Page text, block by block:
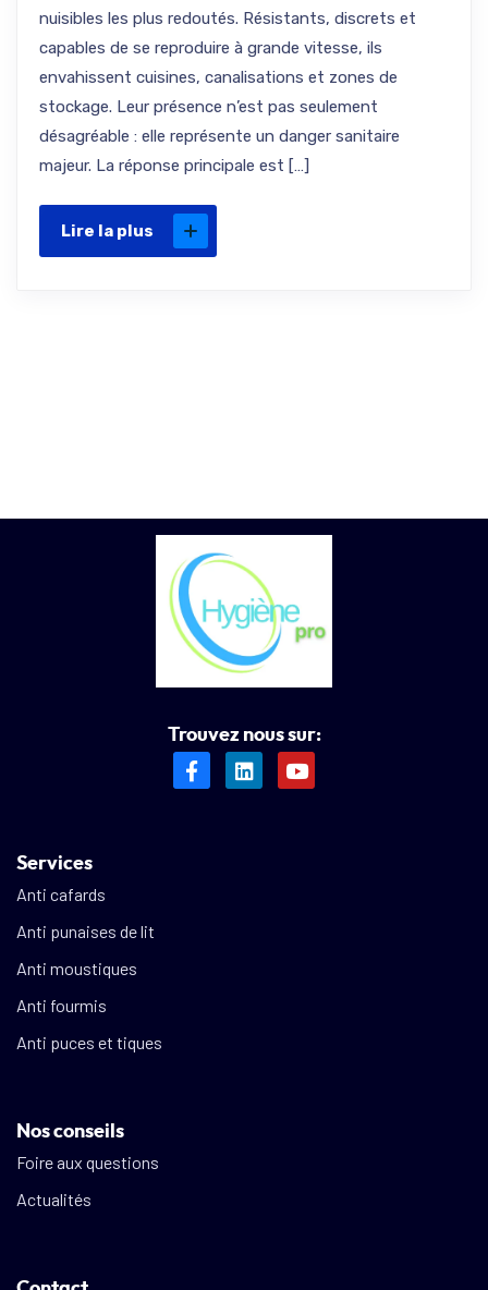
nuisibles les plus redoutés. Résistants, discrets et
capables de se reproduire à grande vitesse, ils
envahissent cuisines, canalisations et zones de
stockage. Leur présence n’est pas seulement
désagréable : elle représente un danger sanitaire
majeur. La réponse principale est […]
Lire la plus
Trouvez nous sur:
Services
Anti cafards
Anti punaises de lit
Anti moustiques
Anti fourmis
Anti puces et tiques
Nos conseils
Foire aux questions
Actualités